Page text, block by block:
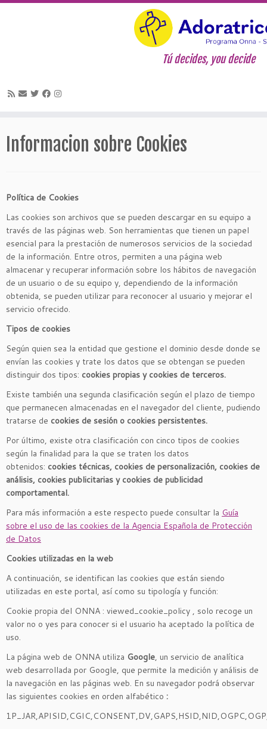
contenido
Tú decides, you decide
Informacion sobre Cookies
Política de Cookies
Las cookies son archivos que se pueden descargar en su equipo a
través de las páginas web. Son herramientas que tienen un papel
esencial para la prestación de numerosos servicios de la sociedad
de la información. Entre otros, permiten a una página web
almacenar y recuperar información sobre los hábitos de navegación
de un usuario o de su equipo y, dependiendo de la información
obtenida, se pueden utilizar para reconocer al usuario y mejorar el
servicio ofrecido.
Tipos de cookies
Según quien sea la entidad que gestione el dominio desde donde se
envían las cookies y trate los datos que se obtengan se pueden
distinguir dos tipos: cookies propias y cookies de terceros.
Existe también una segunda clasificación según el plazo de tiempo
que permanecen almacenadas en el navegador del cliente, pudiendo
tratarse de cookies de sesión o cookies persistentes.
Por último, existe otra clasificación con cinco tipos de cookies
según la finalidad para la que se traten los datos
obtenidos: cookies técnicas, cookies de personalización, cookies de
análisis, cookies publicitarias y cookies de publicidad
comportamental.
Para más información a este respecto puede consultar la Guía
sobre el uso de las cookies de la Agencia Española de Protección
de Datos
Cookies utilizadas en la web
A continuación, se identifican las cookies que están siendo
utilizadas en este portal, así como su tipología y función:
Cookie propia del ONNA : viewed_cookie_policy , solo recoge un
valor no o yes para conocer si el usuario ha aceptado la política de
uso.
La página web de ONNA utiliza Google, un servicio de analítica
web desarrollada por Google, que permite la medición y análisis de
la navegación en las páginas web. En su navegador podrá observar
las siguientes cookies en orden alfabético :